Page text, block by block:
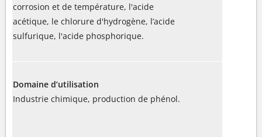
corrosion et de température, l'acide
acétique, le chlorure d'hydrogène, l’acide
sulfurique, l'acide phosphorique.
Domaine d’utilisation
Industrie chimique, production de phénol.